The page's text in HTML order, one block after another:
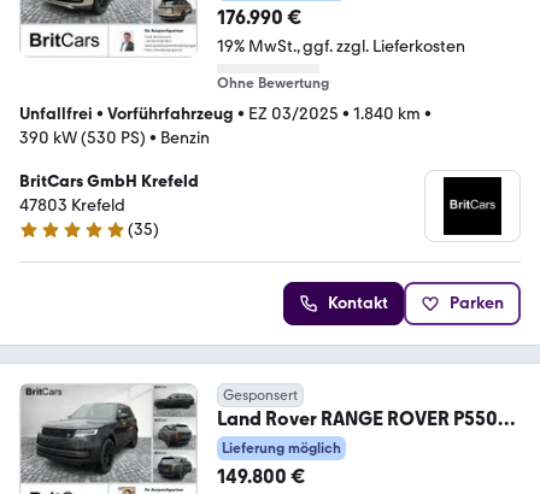
176.990 €
19% MwSt. ggf. zzgl. Lieferkosten
Ohne Bewertung
Unfallfrei • Vorführfahrzeug • EZ 03/2025 • 1.840 km •
390 kW (530 PS) • Benzin
BritCars GmbH Krefeld
47803 Krefeld
4.8 Sterne
(35)
Kontakt Parken
Gesponsert
Land Rover RANGE ROVER P550e
Autobiography Luft Massage SD
Lieferung möglich
149.800 €